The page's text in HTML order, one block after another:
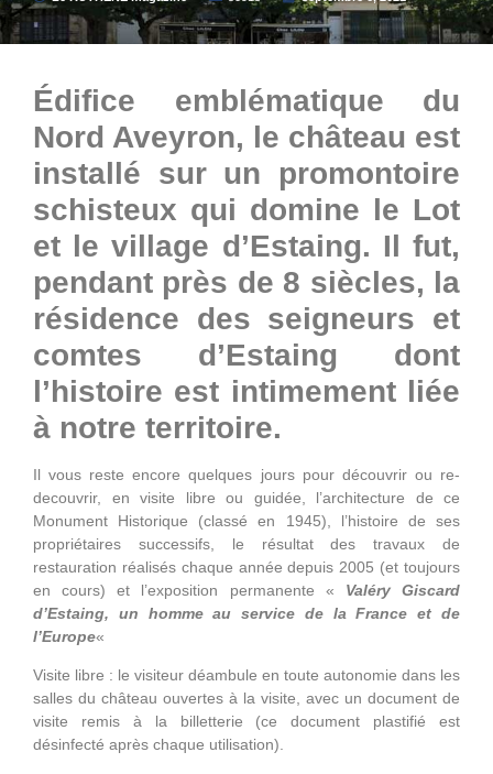
Édifice emblématique du
Nord Aveyron, le château est
installé sur un promontoire
schisteux qui domine le Lot
et le village d’Estaing. Il fut,
pendant près de 8 siècles, la
résidence des seigneurs et
comtes d’Estaing dont
l’histoire est intimement liée
à notre territoire.
Il vous reste encore quelques jours pour découvrir ou re-
decouvrir, en visite libre ou guidée, l’architecture de ce
Monument Historique (classé en 1945), l’histoire de ses
propriétaires successifs, le résultat des travaux de
restauration réalisés chaque année depuis 2005 (et toujours
en cours) et l’exposition permanente « Valéry Giscard
d’Estaing, un homme au service de la France et de
l’Europe«
Visite libre : le visiteur déambule en toute autonomie dans les
salles du château ouvertes à la visite, avec un document de
visite remis à la billetterie (ce document plastifié est
désinfecté après chaque utilisation).